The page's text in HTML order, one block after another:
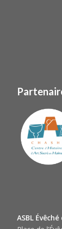
ASBL